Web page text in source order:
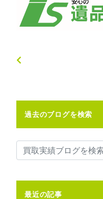
過去のブログを検索
最近の記事